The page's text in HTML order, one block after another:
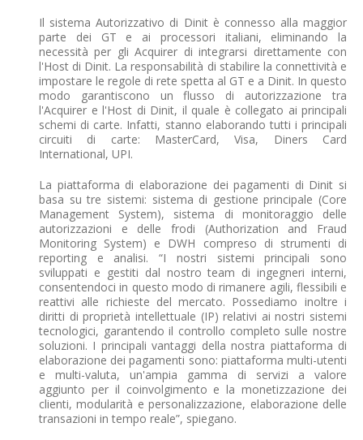
Il sistema Autorizzativo di Dinit è connesso alla maggior
parte dei GT e ai processori italiani, eliminando la
necessità per gli Acquirer di integrarsi direttamente con
l'Host di Dinit. La responsabilità di stabilire la connettività e
impostare le regole di rete spetta al GT e a Dinit. In questo
modo garantiscono un flusso di autorizzazione tra
l'Acquirer e l'Host di Dinit, il quale è collegato ai principali
schemi di carte. Infatti, stanno elaborando tutti i principali
circuiti di carte: MasterCard, Visa, Diners Card
International, UPI.
La piattaforma di elaborazione dei pagamenti di Dinit si
basa su tre sistemi: sistema di gestione principale (Core
Management System), sistema di monitoraggio delle
autorizzazioni e delle frodi (Authorization and Fraud
Monitoring System) e DWH compreso di strumenti di
reporting e analisi. “I nostri sistemi principali sono
sviluppati e gestiti dal nostro team di ingegneri interni,
consentendoci in questo modo di rimanere agili, flessibili e
reattivi alle richieste del mercato. Possediamo inoltre i
diritti di proprietà intellettuale (IP) relativi ai nostri sistemi
tecnologici, garantendo il controllo completo sulle nostre
soluzioni. I principali vantaggi della nostra piattaforma di
elaborazione dei pagamenti sono: piattaforma multi-utenti
e multi-valuta, un'ampia gamma di servizi a valore
aggiunto per il coinvolgimento e la monetizzazione dei
clienti, modularità e personalizzazione, elaborazione delle
transazioni in tempo reale”, spiegano.